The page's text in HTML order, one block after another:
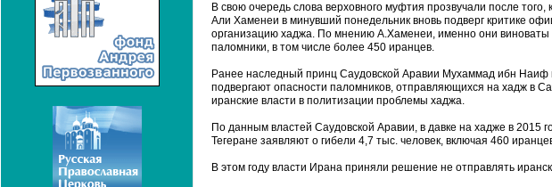
В свою очередь слова верховного муфтия прозвучали после
Али Хаменеи в минувший понедельник вновь подверг критике
организацию хаджа. По мнению А.Хаменеи, именно они виноваты
паломники, в том числе более 450 иранцев.
Ранее наследный принц Саудовской Аравии Мухаммад ибн Наиф
подвергают опасности паломников, отправляющихся на хадж в
иранские власти в политизации проблемы хаджа.
По данным властей Саудовской Аравии, в давке на хадже в 2015
Тегеране заявляют о гибели 4,7 тыс. человек, включая 460
В этом году власти Ирана приняли решение не отправлять